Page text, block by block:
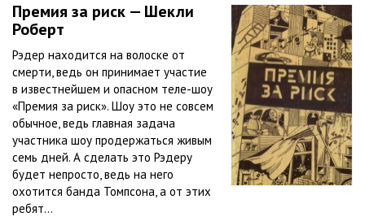
Премия за риск — Шекли
Роберт
Рэдер находится на волоске от
смерти, ведь он принимает участие
в известнейшем и опасном теле-шоу
«Премия за риск». Шоу это не совсем
обычное, ведь главная задача
участника шоу продержаться живым
семь дней. А сделать это Рэдеру
будет непросто, ведь на него
охотится банда Томпсона, а от этих
ребят...